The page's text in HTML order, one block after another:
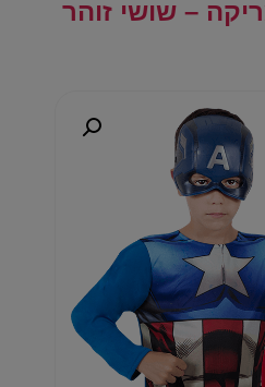
– שושי זוהר